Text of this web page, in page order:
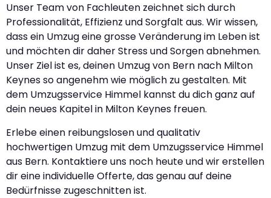
Unser Team von Fachleuten zeichnet sich durch
Professionalität, Effizienz und Sorgfalt aus. Wir wissen,
dass ein Umzug eine grosse Veränderung im Leben ist
und möchten dir daher Stress und Sorgen abnehmen.
Unser Ziel ist es, deinen Umzug von Bern nach Milton
Keynes so angenehm wie möglich zu gestalten. Mit
dem Umzugsservice Himmel kannst du dich ganz auf
dein neues Kapitel in Milton Keynes freuen.
Erlebe einen reibungslosen und qualitativ
hochwertigen Umzug mit dem Umzugsservice Himmel
aus Bern. Kontaktiere uns noch heute und wir erstellen
dir eine individuelle Offerte, das genau auf deine
Bedürfnisse zugeschnitten ist.